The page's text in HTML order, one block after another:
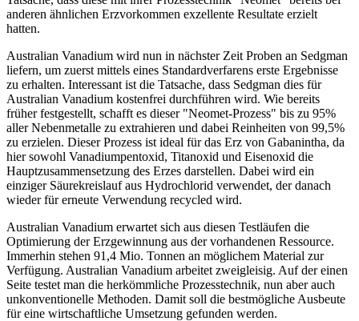
anderen ähnlichen Erzvorkommen exzellente Resultate erzielt
hatten.
Australian Vanadium wird nun in nächster Zeit Proben an Sedgman
liefern, um zuerst mittels eines Standardverfarens erste Ergebnisse
zu erhalten. Interessant ist die Tatsache, dass Sedgman dies für
Australian Vanadium kostenfrei durchführen wird. Wie bereits
früher festgestellt, schafft es dieser "Neomet-Prozess" bis zu 95%
aller Nebenmetalle zu extrahieren und dabei Reinheiten von 99,5%
zu erzielen. Dieser Prozess ist ideal für das Erz von Gabanintha, da
hier sowohl Vanadiumpentoxid, Titanoxid und Eisenoxid die
Hauptzusammensetzung des Erzes darstellen. Dabei wird ein
einziger Säurekreislauf aus Hydrochlorid verwendet, der danach
wieder für erneute Verwendung recycled wird.
Australian Vanadium erwartet sich aus diesen Testläufen die
Optimierung der Erzgewinnung aus der vorhandenen Ressource.
Immerhin stehen 91,4 Mio. Tonnen an möglichem Material zur
Verfügung. Australian Vanadium arbeitet zweigleisig. Auf der einen
Seite testet man die herkömmliche Prozesstechnik, nun aber auch
unkonventionelle Methoden. Damit soll die bestmögliche Ausbeute
für eine wirtschaftliche Umsetzung gefunden werden.